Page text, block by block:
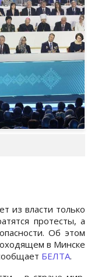
из власти только
протесты, а
Об этом
в Минске
БЕЛТА.